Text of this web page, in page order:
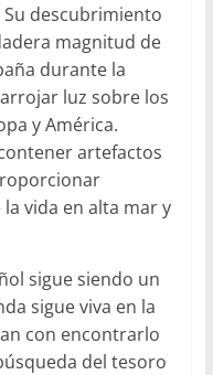
descubrimiento
magnitud de
durante la
luz sobre los
y América.
artefactos
vida en alta mar y
sigue siendo un
sigue viva en la
con encontrarlo
del tesoro